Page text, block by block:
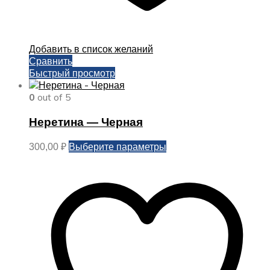
Добавить в список желаний
Сравнить
Быстрый просмотр
0 out of 5
Неретина — Черная
300,00 ₽ Выберите параметры
несколько
Опции